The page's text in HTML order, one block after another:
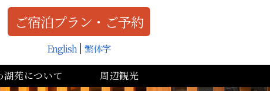
ご宿泊プラン・ご予約
English 繁体字
湖苑について 周辺観光